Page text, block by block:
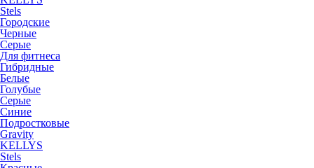
Stels
Городские
Черные
Серые
Для фитнеса
Гибридные
Белые
Голубые
Серые
Синие
Подростковые
Gravity
KELLYS
Stels